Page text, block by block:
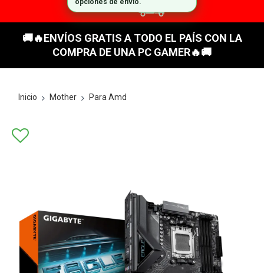
🚚🔥ENVÍOS GRATIS A TODO EL PAÍS CON LA
COMPRA DE UNA PC GAMER🔥🚚
Inicio Mother Para Amd